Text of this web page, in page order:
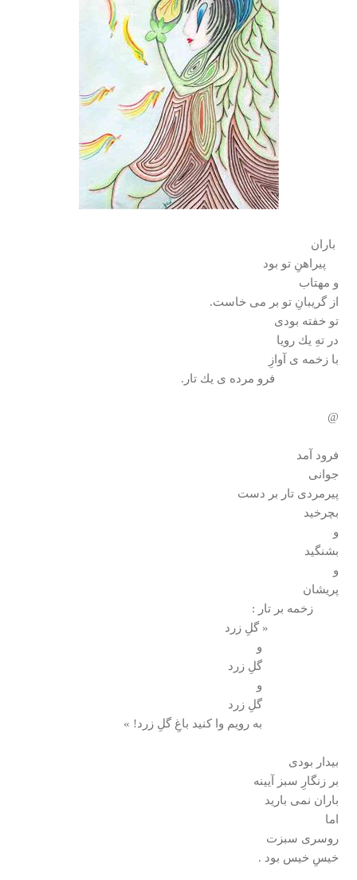
باران
پيراهنِ تو بود
و مهتاب
از گريبانِ تو بر می خاست.
تو خفته بودی
در تهِ يك رويا
با زخمه ی آوازِ
فرو مرده ی يك تار.
@
فرود آمد
جوانی
پيرمردی تار بر دست
بچرخيد
و
بشنگيد
و
پريشان
زخمه بر تار :
« گلِ زرد
و
گلِ زرد
و
گلِ زرد
به رويم وا كنيد باغِ گلِ زرد! »
بيدار بودی
بر زنگارِ سبز آيينه
باران نمی باريد
اما
روسری سبزت
خيسِ خيس بود .